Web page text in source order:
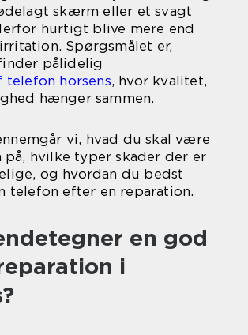
skærm eller et svagt
hurtigt blive mere end
Spørgsmålet er,
pålidelig
telefon horsens, hvor kvalitet,
hænger sammen.
vi, hvad du skal være
hvilke typer skader der er
og hvordan du bedst
telefon efter en reparation.
en god
i